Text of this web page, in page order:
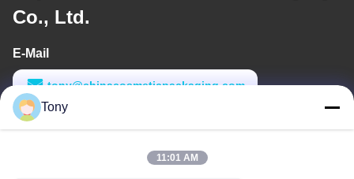
Co., Ltd.
E-Mail
tony@chinacosmeticpackaging.com
Arbeitszeit
Tony
11:01 AM